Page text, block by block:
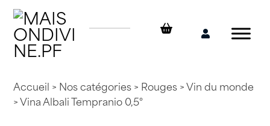
Skip
content
Mon
Accueil > Nos catégories> Rouges>Vin du monde
> Vina Albali Tempranio 0,5°